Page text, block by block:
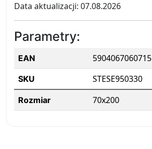
Data aktualizacji: 07.08.2026
Parametry:
EAN 5904067060715
SKU STESE950330
Rozmiar 70x200